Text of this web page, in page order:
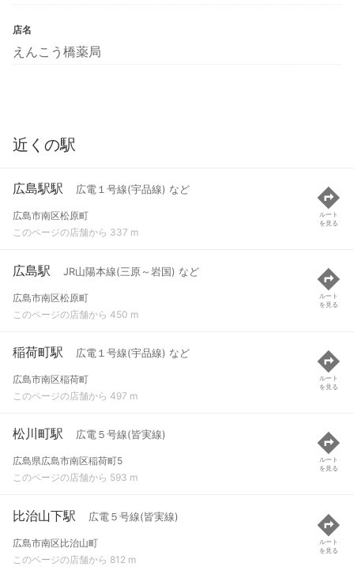
店名
えんこう橋薬局
近くの駅
広島駅駅 広電１号線(宇品線) など
広島市南区松原町
このページの店舗から 337 m
ルート
を見る
広島駅 JR山陽本線(三原～岩国) など
広島市南区松原町
このページの店舗から 450 m
ルート
を見る
稲荷町駅 広電１号線(宇品線) など
広島市南区稲荷町
このページの店舗から 497 m
ルート
を見る
松川町駅 広電５号線(皆実線)
広島県広島市南区稲荷町5
このページの店舗から 593 m
ルート
を見る
比治山下駅 広電５号線(皆実線)
広島市南区比治山町
このページの店舗から 812 m
ルート
を見る